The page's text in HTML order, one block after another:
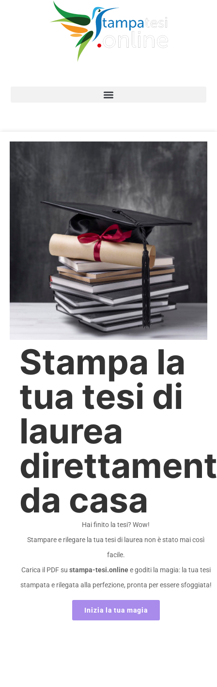
Stampa la
tua tesi di
laurea
da casa
Hai finito la tesi? Wow!
Stampare e rilegare la tua tesi di laurea non è stato mai così
facile.
Carica il PDF su stampa-tesi.onlinee goditi la magia: la tua tesi
stampata e rilegata alla perfezione, pronta per essere sfoggiata!
Inizia la tua magia